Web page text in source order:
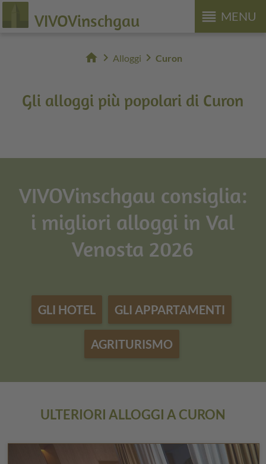
reorder MENU
VIVOVinschgau
home chevron_right Alloggi chevron_right Curon
Gli alloggi più popolari di Curon
VIVOVinschgau consiglia:
i migliori alloggi in Val
Venosta 2026
GLI HOTEL GLI APPARTAMENTI
AGRITURISMO
ULTERIORI ALLOGGI A CURON